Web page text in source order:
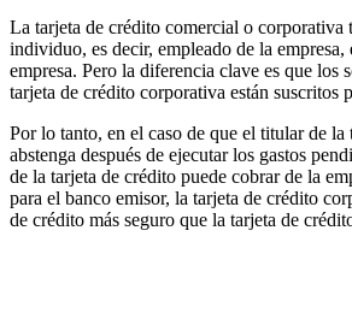
La tarjeta de crédito comercial o corporativa
individuo, es decir, empleado de la empresa,
empresa. Pero la diferencia clave es que los
tarjeta de crédito corporativa están suscritos
Por lo tanto, en el caso de que el titular de la
abstenga después de ejecutar los gastos
de la tarjeta de crédito puede cobrar de la
para el banco emisor, la tarjeta de crédito
de crédito más seguro que la tarjeta de